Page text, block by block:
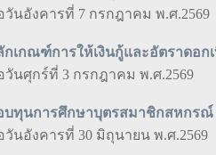
วันอังคารที่ 7 กรกฎาคม พ.ศ.2569
เกณฑ์การให้เงินกู้และอัตราดอก
วันศุกร์ที่ 3 กรกฎาคม พ.ศ.2569
บทุนการศึกษาบุตรสมาชิกสหกร
วันอังคารที่ 30 มิถุนายน พ.ศ.2569